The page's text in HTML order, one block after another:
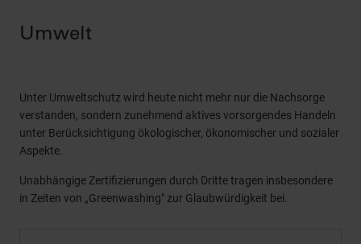
Umwelt
Unter Umweltschutz wird heute nicht mehr nur die Nachsorge
verstanden, sondern zunehmend aktives vorsorgendes Handeln
unter Berücksichtigung ökologischer, ökonomischer und sozialer
Aspekte.
Unabhängige Zertifizierungen durch Dritte tragen insbesondere
in Zeiten von „Greenwashing" zur Glaubwürdigkeit bei.